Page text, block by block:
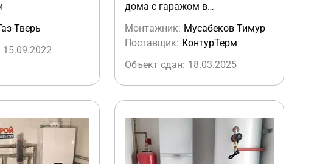
Тверь
15.09.2022
дома с гаражом в
Монтажник: Мусабеков Тимур
Поставщик: КонтурТерм
Объект сдан: 18.03.2025